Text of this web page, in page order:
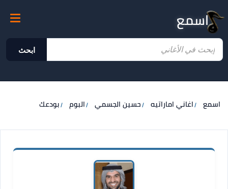
اسمع
ابحث
اسمع اغاني اماراتيه حسين الجسمي البوم بودعك